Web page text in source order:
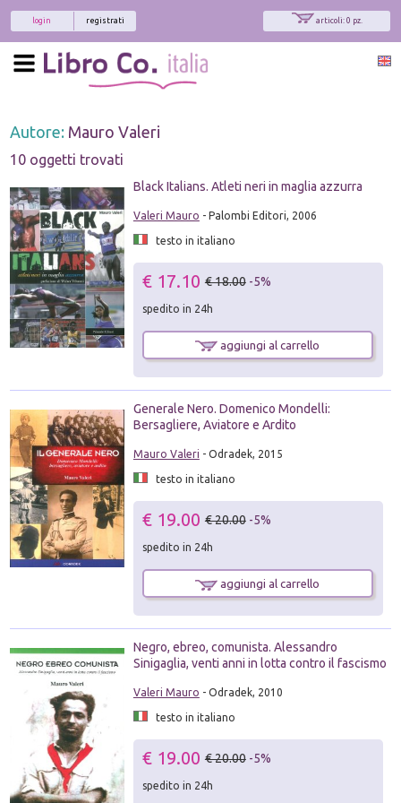
articoli: 0 pz.
registrati
login
Autore: Mauro Valeri
10 oggetti trovati
Black Italians. Atleti neri in maglia azzurra
Valeri Mauro - Palombi Editori, 2006
testo in italiano
€ 17.10 € 18.00 -5%
spedito in 24h
aggiungi al carrello
Generale Nero. Domenico Mondelli:
Bersagliere, Aviatore e Ardito
Mauro Valeri - Odradek, 2015
testo in italiano
€ 19.00 € 20.00 -5%
spedito in 24h
aggiungi al carrello
Negro, ebreo, comunista. Alessandro
Sinigaglia, venti anni in lotta contro il fascismo
Valeri Mauro - Odradek, 2010
testo in italiano
€ 19.00 € 20.00 -5%
spedito in 24h